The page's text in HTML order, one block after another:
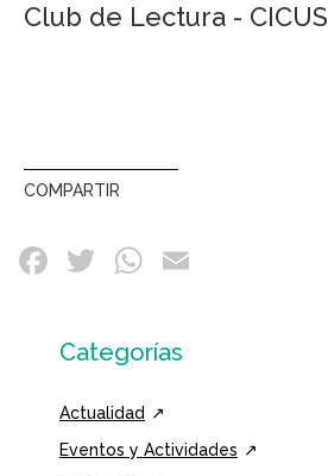
Club de Lectura - CICUS
COMPARTIR
Categorías
Actualidad
Eventos y Actividades